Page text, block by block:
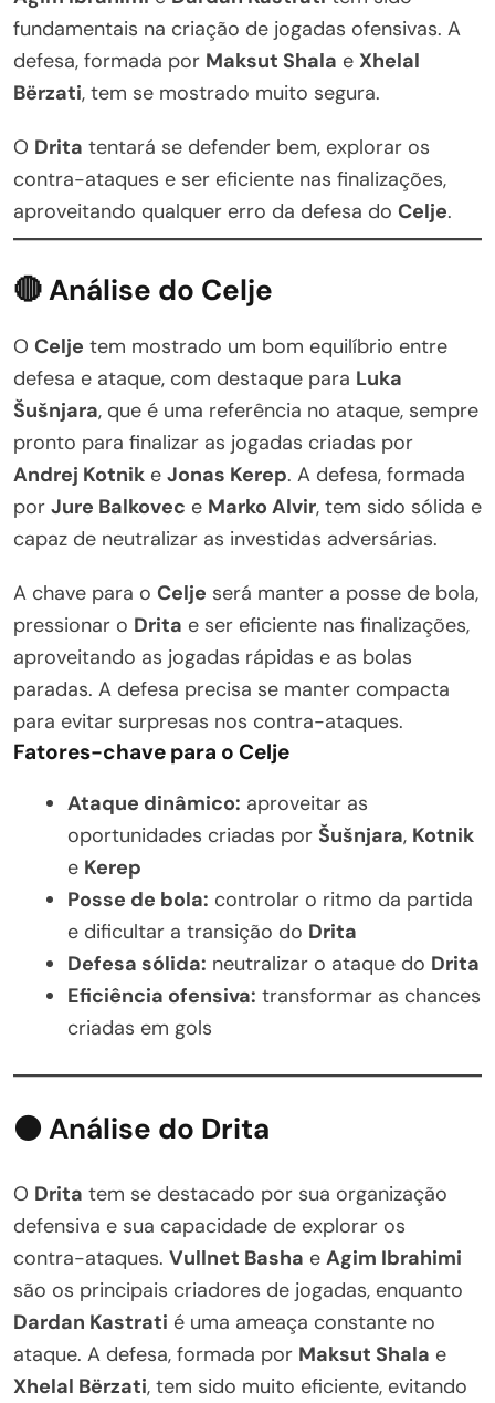
fundamentais na criação de jogadas ofensivas. A
defesa, formada por Maksut Shala e Xhelal
Bërzati, tem se mostrado muito segura.
O Drita tentará se defender bem, explorar os
contra-ataques e ser eficiente nas finalizações,
aproveitando qualquer erro da defesa do Celje.
🔴 Análise do Celje
O Celje tem mostrado um bom equilíbrio entre
defesa e ataque, com destaque para Luka
Šušnjara, que é uma referência no ataque, sempre
pronto para finalizar as jogadas criadas por
Andrej Kotnik e Jonas Kerep. A defesa, formada
por Jure Balkovec e Marko Alvir, tem sido sólida e
capaz de neutralizar as investidas adversárias.
A chave para o Celje será manter a posse de bola,
pressionar o Drita e ser eficiente nas finalizações,
aproveitando as jogadas rápidas e as bolas
paradas. A defesa precisa se manter compacta
para evitar surpresas nos contra-ataques.
Fatores-chave para o Celje
Ataque dinâmico: aproveitar as
oportunidades criadas por Šušnjara, Kotnik
e Kerep
Posse de bola: controlar o ritmo da partida
e dificultar a transição do Drita
Defesa sólida: neutralizar o ataque do Drita
Eficiência ofensiva: transformar as chances
criadas em gols
⚫ Análise do Drita
O Drita tem se destacado por sua organização
defensiva e sua capacidade de explorar os
contra-ataques. Vullnet Basha e Agim Ibrahimi
são os principais criadores de jogadas, enquanto
Dardan Kastrati é uma ameaça constante no
ataque. A defesa, formada por Maksut Shala e
Xhelal Bërzati, tem sido muito eficiente, evitando